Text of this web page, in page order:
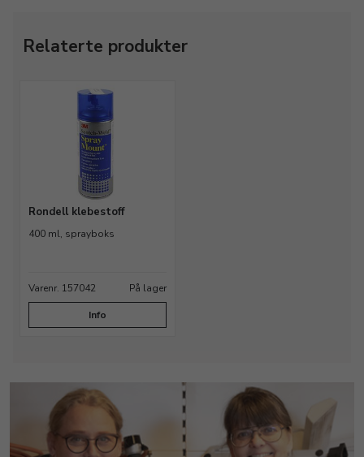
Relaterte produkter
Rondell klebestoff
400 ml, sprayboks
Varenr. 157042 På lager
Info